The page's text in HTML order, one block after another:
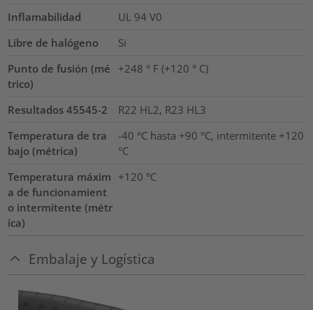
Inflamabilidad
UL 94 V0
Libre de halógeno
Si
Punto de fusión (mé
trico)
+248 ° F (+120 ° C)
Resultados 45545-2
R22 HL2, R23 HL3
Temperatura de tra
bajo (métrica)
-40 °C hasta +90 °C, intermitente +120
°C
Temperatura máxim
a de funcionamient
o intermitente (métr
ica)
+120 °C
Embalaje y Logística